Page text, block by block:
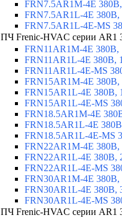
FRN7.5AR1M-4E
FRN7.5AR1L-4E 380В,
FRN7.5AR1L-4E-MS
ПЧ Frenic-HVAC серии AR1
FRN11AR1M-4E 380В,
FRN11AR1L-4E 380В,
FRN11AR1L-4E-MS
FRN15AR1M-4E 380В,
FRN15AR1L-4E 380В,
FRN15AR1L-4E-MS
FRN18.5AR1M-4E
FRN18.5AR1L-4E
FRN18.5AR1L-4E-MS
FRN22AR1M-4E 380В,
FRN22AR1L-4E 380В,
FRN22AR1L-4E-MS
FRN30AR1M-4E 380В,
FRN30AR1L-4E 380В,
FRN30AR1L-4E-MS
ПЧ Frenic-HVAC серии AR1